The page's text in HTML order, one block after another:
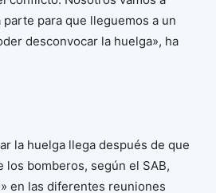
para que lleguemos a un
desconvocar la huelga», ha
la huelga llega después de que
los bomberos, según el SAB,
en las diferentes reuniones